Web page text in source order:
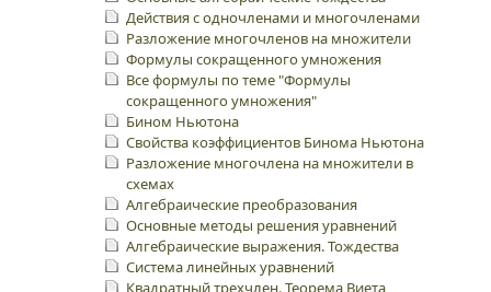
Действия с одночленами и многочленами
Разложение многочленов на множители
Формулы сокращенного умножения
Все формулы по теме "Формулы
сокращенного умножения"
Бином Ньютона
Свойства коэффициентов Бинома Ньютона
Разложение многочлена на множители в
схемах
Алгебраические преобразования
Основные методы решения уравнений
Алгебраические выражения. Тождества
Система линейных уравнений
Квадратный трехчлен. Теорема Виета